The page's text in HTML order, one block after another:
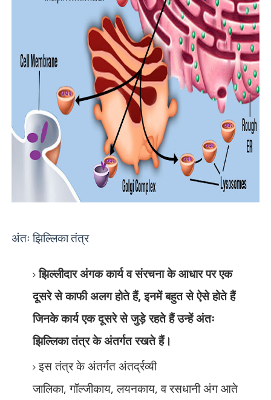
अंतः झिल्लिका तंत्र
झिल्लीदार अंगक कार्य व संरचना के आधार पर एक
दूसरे से काफी अलग होते हैं,इनमें बहुत से ऐसे होते हैं
जिनके कार्य एक दूसरे से जुड़े रहते हैं उन्हें अंतः
झिल्लिका तंत्र के अंतर्गत रखते हैं।
इस तंत्र के अंतर्गत अंतर्द्रव्यी
जालिका,गॉल्जीकाय,लयनकाय,व रसधानी अंग आते